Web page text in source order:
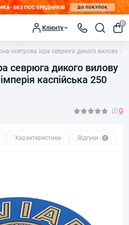
Клієнту
0
осетрова ікра севрюга дикого вилову -
севрюга дикого вилову
каспійська 250
0
Характеристики Відгуки 0